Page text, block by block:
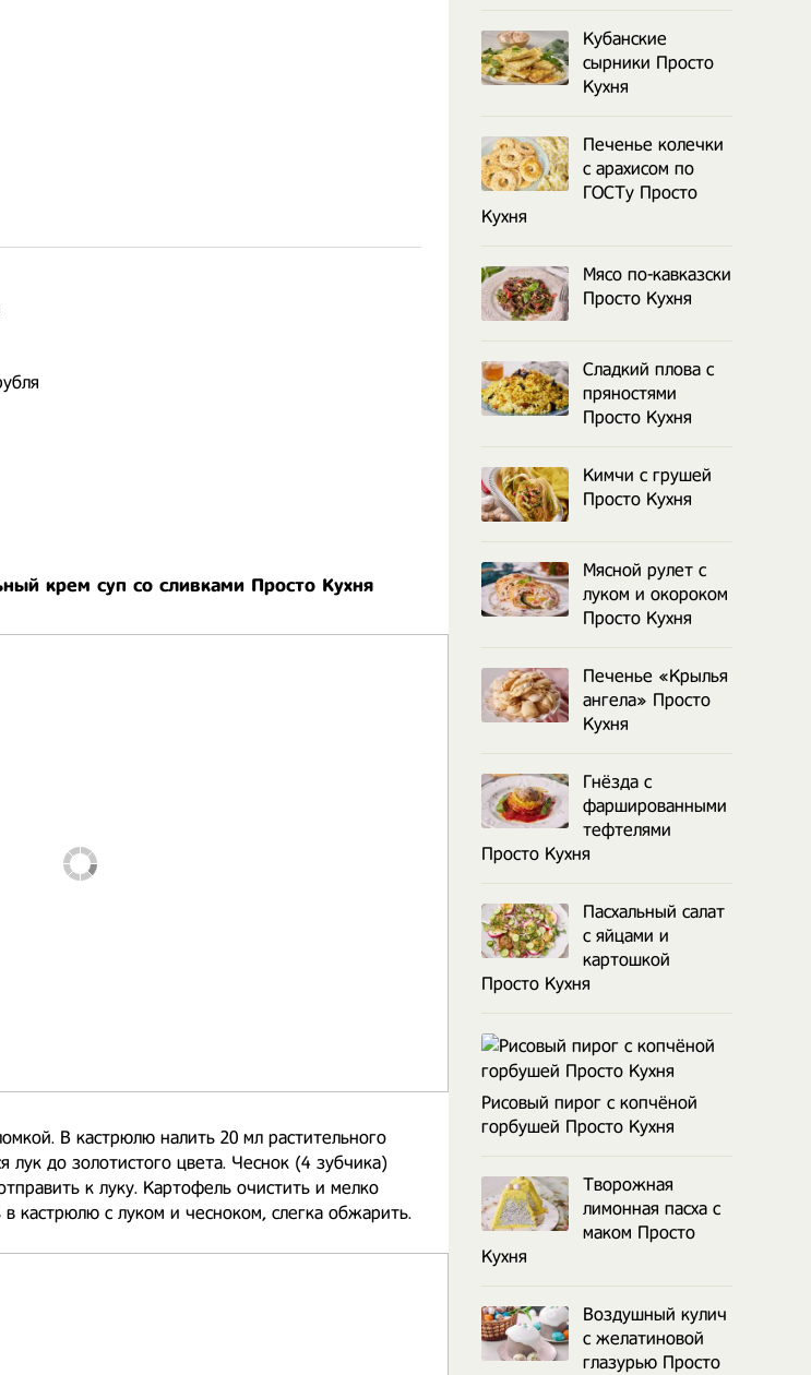
крем суп со сливками Просто Кухня
В кастрюлю налить 20 мл растительного
лук до золотистого цвета. Чеснок (4 зубчика)
к луку. Картофель очистить и мелко
кастрюлю с луком и чесноком, слегка обжарить.
Кубанские
сырники Просто
Кухня
Печенье колечки
с арахисом по
ГОСТу Просто
Кухня
Мясо по-кавказски
Просто Кухня
Сладкий плова с
пряностями
Просто Кухня
Кимчи с грушей
Просто Кухня
Мясной рулет с
луком и окороком
Просто Кухня
Печенье «Крылья
ангела» Просто
Кухня
Гнёзда с
фаршированными
тефтелями
Просто Кухня
Пасхальный салат
с яйцами и
картошкой
Просто Кухня
Рисовый пирог с копчёной
горбушей Просто Кухня
Творожная
лимонная пасха с
маком Просто
Кухня
Воздушный кулич
с желатиновой
глазурью Просто